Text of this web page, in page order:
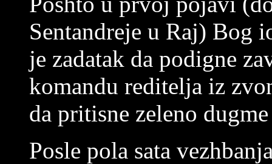
Sentandreje u Raj) Bog
je zadatak da podigne
komandu reditelja iz
da pritisne zeleno
Posle pola sata